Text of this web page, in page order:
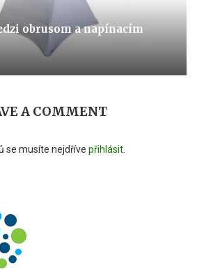
obrusom a napínacím
A COMMENT
se musíte nejdříve přihlásit